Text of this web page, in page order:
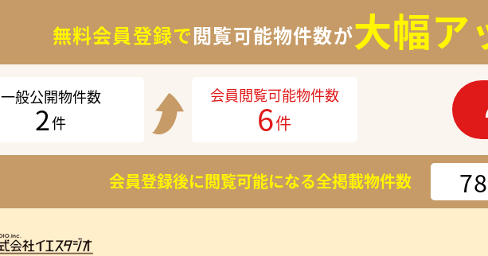
無料会員登録で閲覧可能物件数が大幅ア
一般公開物件数
2件
会員閲覧可能物件数
6件
会員登録後に閲覧可能になる全掲載物件数